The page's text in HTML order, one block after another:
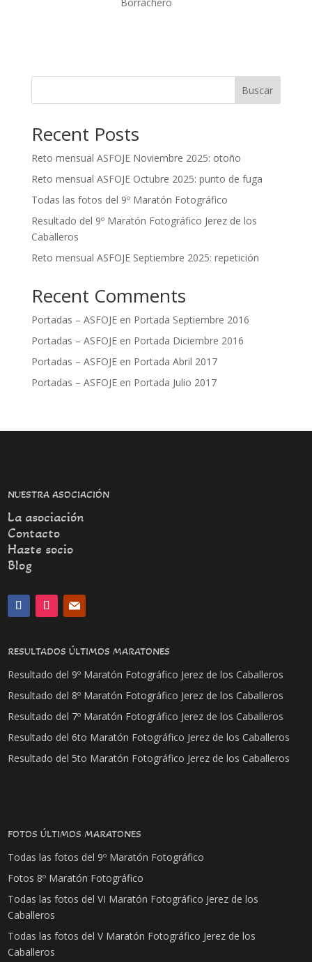
Buscar
Recent Posts
Reto mensual ASFOJE Noviembre 2025: otoño
Reto mensual ASFOJE Octubre 2025: punto de fuga
Todas las fotos del 9º Maratón Fotográfico
Resultado del 9º Maratón Fotográfico Jerez de los
Caballeros
Reto mensual ASFOJE Septiembre 2025: repetición
Recent Comments
Portadas – ASFOJEen Portada Septiembre 2016
Portadas – ASFOJEen Portada Diciembre 2016
Portadas – ASFOJEen Portada Abril 2017
Portadas – ASFOJEen Portada Julio 2017
NUESTRA ASOCIACIÓN
La asociación
Contacto
Hazte socio
Blog
RESULTADOS ÚLTIMOS MARATONES
Resultado del 9º Maratón Fotográfico Jerez de los Caballeros
Resultado del 8º Maratón Fotográfico Jerez de los Caballeros
Resultado del 7º Maratón Fotográfico Jerez de los Caballeros
Resultado del 6to Maratón Fotográfico Jerez de los Caballeros
Resultado del 5to Maratón Fotográfico Jerez de los Caballeros
FOTOS ÚLTIMOS MARATONES
Todas las fotos del 9º Maratón Fotográfico
Fotos 8º Maratón Fotográfico
Todas las fotos del VI Maratón Fotográfico Jerez de los
Caballeros
Todas las fotos del V Maratón Fotográfico Jerez de los
Caballeros